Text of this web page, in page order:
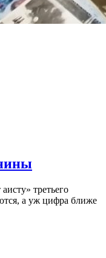
третьего
а уж цифра ближе